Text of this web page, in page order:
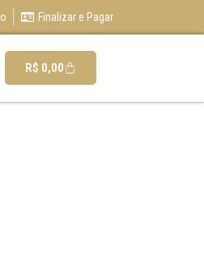
Finalizar e Pagar
R$ 0,00